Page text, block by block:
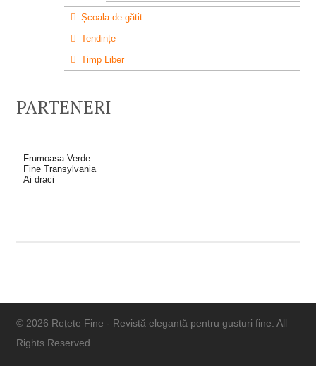
Școala de gătit
Tendințe
Timp Liber
PARTENERI
Frumoasa Verde
Fine Transylvania
Ai draci
© 2026 Rețete Fine - Revistă elegantă pentru gusturi fine. All
Rights Reserved.